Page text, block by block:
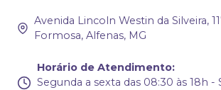
Avenida Lincoln Westin da Silveira,
Formosa, Alfenas, MG
Horário de Atendimento:
Segunda a sexta das 08:30 às 18h -